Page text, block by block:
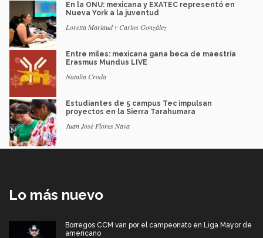
En la ONU: mexicana y EXATEC representó en
Nueva York a la juventud
Loretta Mariaud y Carlos González
Entre miles: mexicana gana beca de maestría
Erasmus Mundus LIVE
Natalia Croda
Estudiantes de 5 campus Tec impulsan
proyectos en la Sierra Tarahumara
Juan José Flores Nava
Lo más nuevo
Borregos CCM van por el campeonato en Liga Mayor de
americano